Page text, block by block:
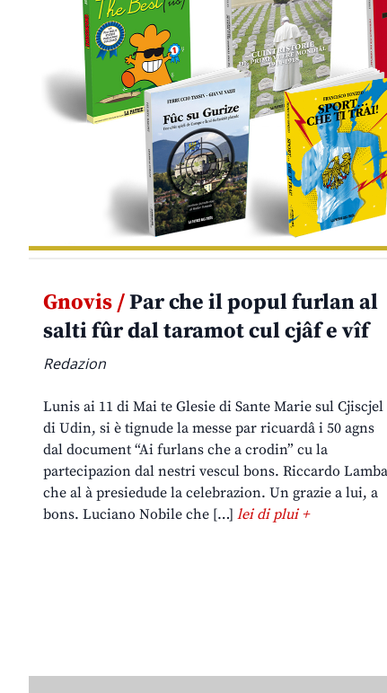
Gnovis /Par che il popul furlan al
salti fûr dal taramot cul cjâf e vîf
Redazion
Lunis ai 11 di Mai te Glesie di Sante Marie sul Cjiscjel
di Udin, si è tignude la messe par ricuardâ i 50 agns
dal document “Ai furlans che a crodin” cu la
partecipazion dal nestri vescul bons. Riccardo Lamba
che al à presiedude la celebrazion. Un grazie a lui, a
bons. Luciano Nobile che […] lei di plui +